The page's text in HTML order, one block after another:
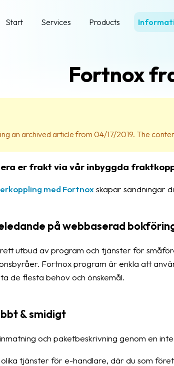
Start Services Products
Fortnox
an archived article from 04/17/2019. The
er frakt via vår inbyggda
med Fortnox skapar sändningar
på webbaserad
utbud av program och tjänster för
Fortnox program är enkla att
de flesta behov och önskemål.
& smidigt
och paketbeskrivning genom en
tjänster för e-handlare, där du som